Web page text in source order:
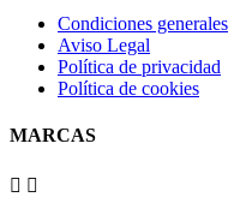
Condiciones generales
Aviso Legal
Política de privacidad
Política de cookies
MARCAS
 